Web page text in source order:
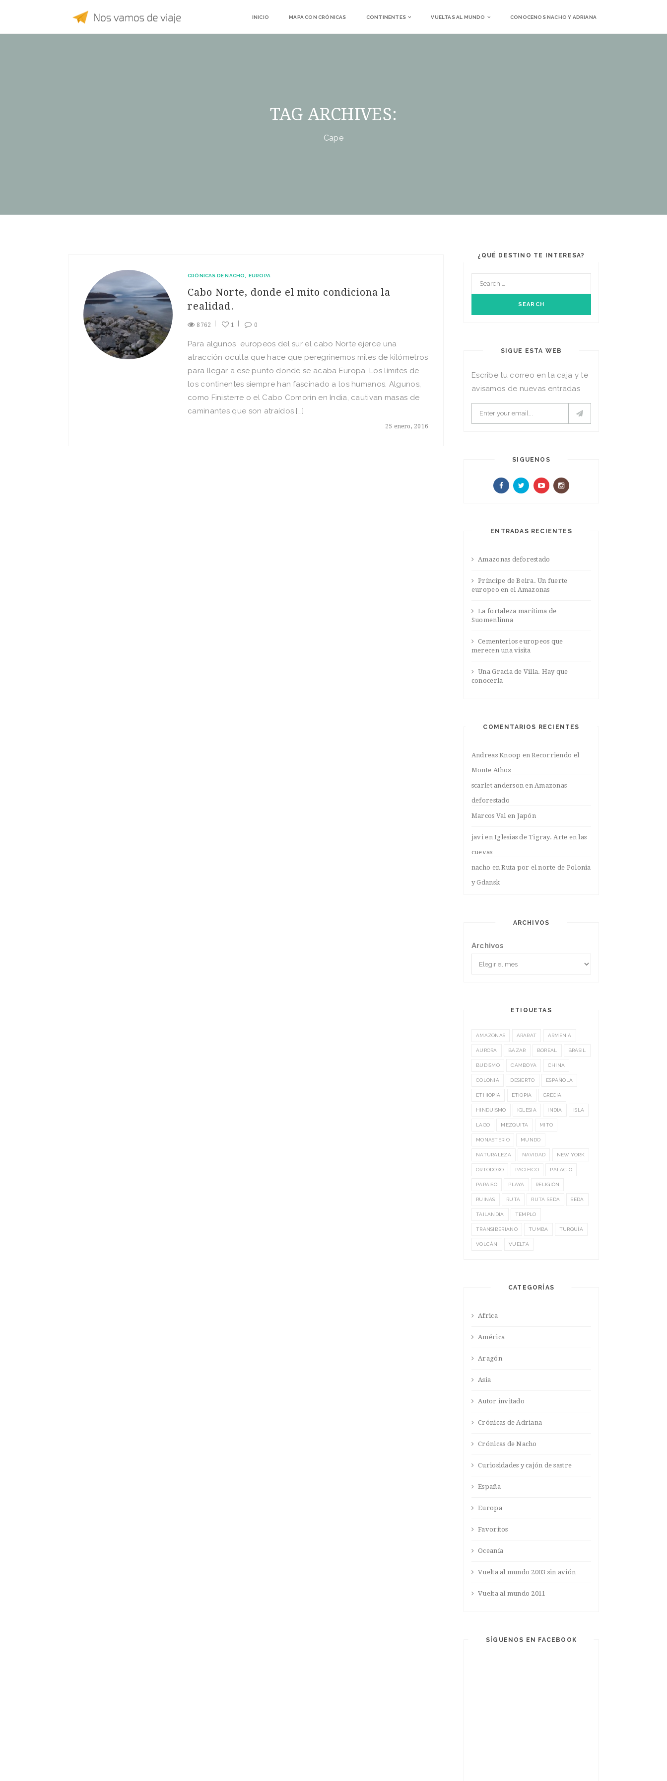
INICIO MAPA CON CRÓNICAS CONTINENTES VUELTAS AL MUNDO CONOCENOS NACHO Y ADRIANA
TAG ARCHIVES:
Cape
CRÓNICAS DE NACHO EUROPA
Cabo Norte, donde el mito condiciona la
realidad.
8762 1 0
25 enero, 2016
Para algunos europeos del sur el cabo Norte ejerce una
atracción oculta que hace que peregrinemos miles de kilómetros
para llegar a ese punto donde se acaba Europa. Los límites de
los continentes siempre han fascinado a los humanos. Algunos,
como Finisterre o el Cabo Comorín en India, cautivan masas de
caminantes que son atraídos […]
¿QUÉ DESTINO TE INTERESA?
SIGUE ESTA WEB
Escribe tu correo en la caja y te
avisamos de nuevas entradas
SIGUENOS
ENTRADAS RECIENTES
Amazonas deforestado
Príncipe de Beira. Un fuerte
europeo en el Amazonas
La fortaleza marítima de
Suomenlinna
Cementerios europeos que
merecen una visita
Una Gracia de Villa. Hay que
conocerla
COMENTARIOS RECIENTES
Andreas Knoop enRecorriendo el
Monte Athos
scarlet anderson enAmazonas
deforestado
Marcos Valen Japón
javienIglesias de Tigray. Arte en las
cuevas
nacho enRuta por el norte de Polonia
y Gdansk
ARCHIVOS
Archivos
ETIQUETAS
AMAZONAS ARARAT ARMENIA
AURORA BAZAR BOREAL BRASIL
BUDISMO CAMBOYA CHINA
COLONIA DESIERTO ESPAÑOLA
ETHIOPIA ETIOPIA GRECIA
HINDUISMO IGLESIA INDIA ISLA
LAGO MEZQUITA MITO
MONASTERIO MUNDO
NATURALEZA NAVIDAD NEW YORK
ORTODOXO PACIFICO PALACIO
PARAISO PLAYA RELIGIÓN
RUINAS RUTA RUTA SEDA SEDA
TAILANDIA TEMPLO
TRANSIBERIANO TUMBA TURQUÍA
VOLCÁN VUELTA
CATEGORÍAS
Africa
América
Aragón
Asia
Autor invitado
Crónicas de Adriana
Crónicas de Nacho
Curiosidades y cajón de sastre
España
Europa
Favoritos
Oceanía
Vuelta al mundo 2003 sin avión
Vuelta al mundo 2011
SÍGUENOS EN FACEBOOK